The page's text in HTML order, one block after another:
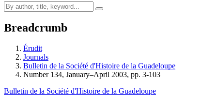
Breadcrumb
Érudit
Journals
Bulletin de la Société d'Histoire de la Guadeloupe
Number 134, January–April 2003, pp. 3-103
Bulletin de la Société d'Histoire de la Guadeloupe